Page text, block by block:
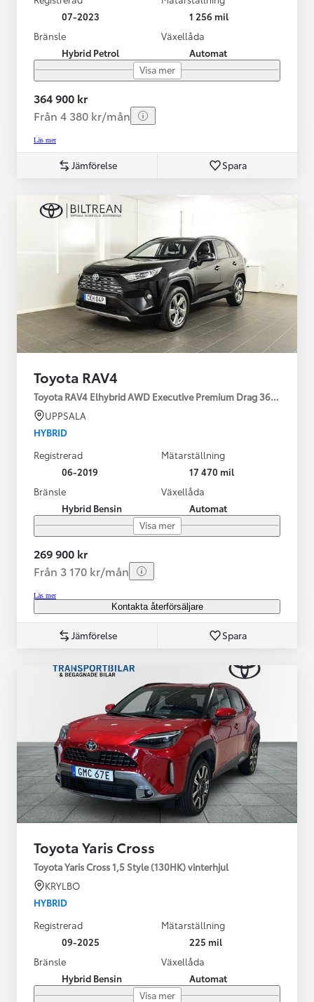
07-2023
1 256 mil
Bränsle
Hybrid Petrol
Växellåda
Automat
Visa mer
364 900 kr
Från 4 380 kr/mån
Läs mer
Jämförelse Spara
Toyota RAV4
Toyota RAV4 Elhybrid AWD Executive Premium Drag 360-kamera
UPPSALA
HYBRID
Registrerad
06-2019
Mätarställning
17 470 mil
Bränsle
Hybrid Bensin
Växellåda
Automat
Visa mer
269 900 kr
Från 3 170 kr/mån
Läs mer
Kontakta återförsäljare
Jämförelse Spara
Toyota Yaris Cross
Toyota Yaris Cross 1,5 Style (130HK) vinterhjul
KRYLBO
HYBRID
Registrerad
09-2025
Mätarställning
225 mil
Bränsle
Hybrid Bensin
Växellåda
Automat
Visa mer